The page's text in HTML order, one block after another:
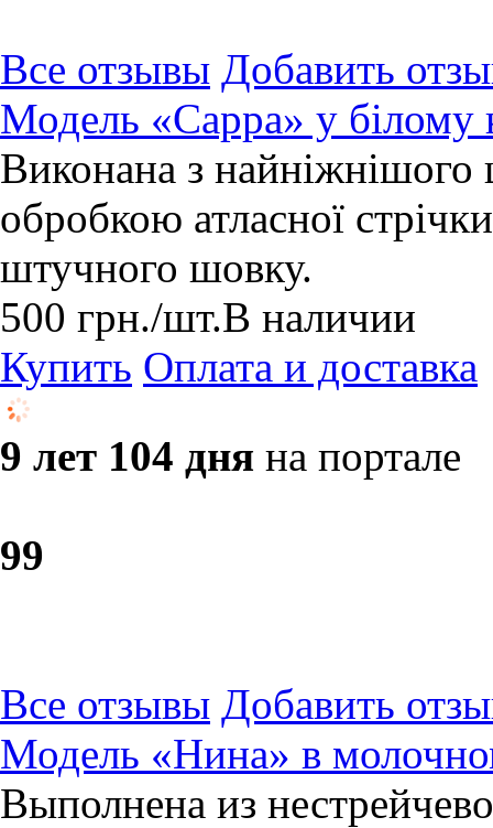
Все отзывы Добавить
Модель «Сарра» у білому
Виконана з
обробкою атласної
штучного шовку.
500 грн./шт.В наличии
Купить Оплата и доставка
9 лет 104 дня на портале
99
Все отзывы Добавить
Модель «Нина» в
Выполнена из